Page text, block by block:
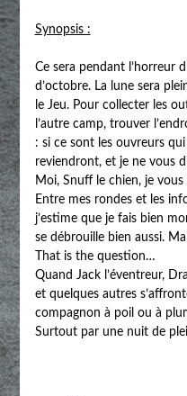
Synopsis :
Ce sera pendant l’horreur
d’octobre. La lune sera
le Jeu. Pour collecter les
l’autre camp, trouver
: si ce sont les ouvreurs
reviendront, et je ne vous
Moi, Snuff le chien, je
Entre mes rondes et les
j’estime que je fais bien
se débrouille bien aussi.
That is the question…
Quand Jack l’éventreur,
et quelques autres
compagnon à poil ou à
Surtout par une nuit de